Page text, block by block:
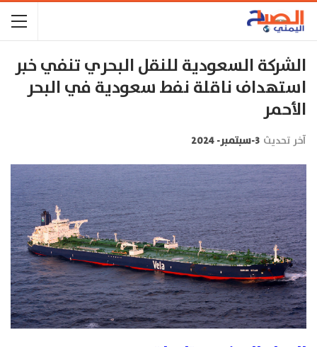
الشركة السعودية للنقل البحري تنفي خبر
استهداف ناقلة نفط سعودية في البحر
الأحمر
آخر تحديث 3-سبتمبر- 2024